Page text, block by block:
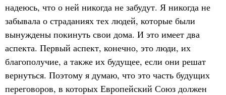
надеюсь, что о ней никогда не забудут. Я никогда не
забывала о страданиях тех людей, которые были
вынуждены покинуть свои дома. И это имеет два
аспекта. Первый аспект, конечно, это люди, их
благополучие, а также их будущее, если они решат
вернуться. Поэтому я думаю, что это часть будущих
переговоров, в которых Европейский Союз должен